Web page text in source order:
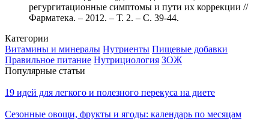
регургитационные симптомы и пути их коррекции //
Фарматека. – 2012. – Т. 2. – С. 39-44.
Категории
Витамины и минералы Нутриенты Пищевые добавки
Правильное питание Нутрициология ЗОЖ
Популярные статьи
19 идей для легкого и полезного перекуса на диете
Сезонные овощи, фрукты и ягоды: календарь по месяцам